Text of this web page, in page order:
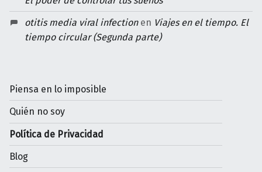
otitis media viral infectionen Viajes en el tiempo. El
tiempo circular (Segunda parte)
Piensa en lo imposible
Quién no soy
Política de Privacidad
Blog